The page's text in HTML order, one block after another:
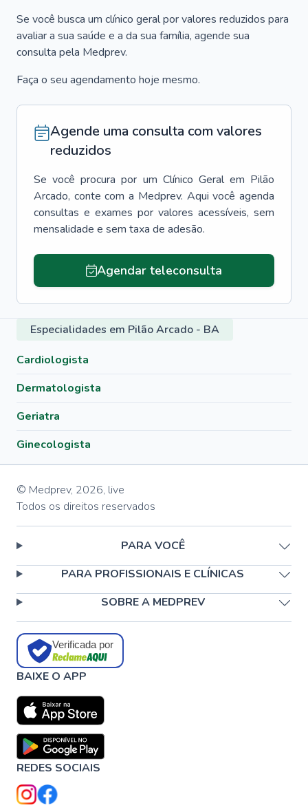
Se você busca um clínico geral por valores reduzidos para
avaliar a sua saúde e a da sua família, agende sua
consulta pela Medprev.
Faça o seu agendamento hoje mesmo.
Agende uma consulta com valores
reduzidos
Se você procura por um Clínico Geral em Pilão
Arcado, conte com a Medprev. Aqui você agenda
consultas e exames por valores acessíveis, sem
mensalidade e sem taxa de adesão.
Agendar teleconsulta
Especialidades em Pilão Arcado - BA
Cardiologista
Dermatologista
Geriatra
Ginecologista
© Medprev, 2026, live
Todos os direitos reservados
PARA VOCÊ
PARA PROFISSIONAIS E CLÍNICAS
SOBRE A MEDPREV
Verificada por
BAIXE O APP
REDES SOCIAIS